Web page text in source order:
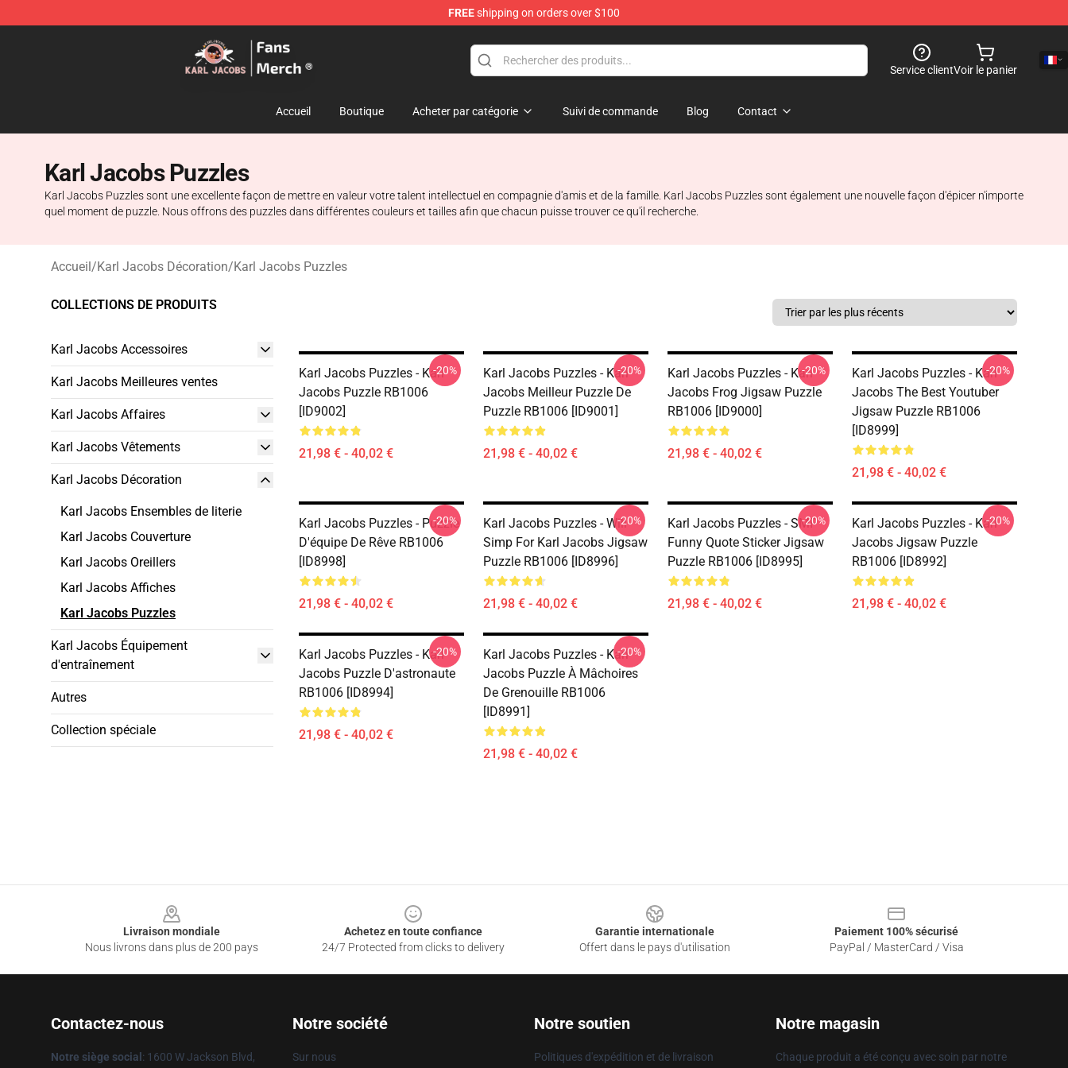
FREEshipping on orders over $100
Karl Jacobs Store - Official Karl Jacobs Merchandise Shop
Service clientVoir le panier
Accueil Boutique Acheter par catégorie Suivi de commande Blog Contact
Karl Jacobs Puzzles
Karl Jacobs Puzzles sont une excellente façon de mettre en valeur votre talent intellectuel en compagnie d'amis et de la famille. Karl Jacobs Puzzles sont également une nouvelle façon d'épicer n'importe
quel moment de puzzle. Nous offrons des puzzles dans différentes couleurs et tailles afin que chacun puisse trouver ce qu'il recherche.
Accueil/Karl Jacobs Décoration/Karl Jacobs Puzzles
COLLECTIONS DE PRODUITS
Karl Jacobs Accessoires
Karl Jacobs Meilleures ventes
Karl Jacobs Affaires
Karl Jacobs Vêtements
Karl Jacobs Décoration
Karl Jacobs Ensembles de literie
Karl Jacobs Couverture
Karl Jacobs Oreillers
Karl Jacobs Affiches
Karl Jacobs Puzzles
Karl Jacobs Équipement
d'entraînement
Autres
Collection spéciale
Karl Jacobs Puzzles - Karl
Jacobs Puzzle RB1006
[ID9002]
21,98 € - 40,02 €
-20%
Karl Jacobs Puzzles - Karl
Jacobs Meilleur Puzzle De
Puzzle RB1006 [ID9001]
21,98 € - 40,02 €
-20%
Karl Jacobs Puzzles - Karl
Jacobs Frog Jigsaw Puzzle
RB1006 [ID9000]
21,98 € - 40,02 €
-20%
Karl Jacobs Puzzles - Karl
Jacobs The Best Youtuber
Jigsaw Puzzle RB1006
[ID8999]
21,98 € - 40,02 €
-20%
Karl Jacobs Puzzles - Puzzle
D'équipe De Rêve RB1006
[ID8998]
21,98 € - 40,02 €
-20%
Karl Jacobs Puzzles - Will
Simp For Karl Jacobs Jigsaw
Puzzle RB1006 [ID8996]
21,98 € - 40,02 €
-20%
Karl Jacobs Puzzles - SMP
Funny Quote Sticker Jigsaw
Puzzle RB1006 [ID8995]
21,98 € - 40,02 €
-20%
Karl Jacobs Puzzles - Karl
Jacobs Jigsaw Puzzle
RB1006 [ID8992]
21,98 € - 40,02 €
-20%
Karl Jacobs Puzzles - Karl
Jacobs Puzzle D'astronaute
RB1006 [ID8994]
21,98 € - 40,02 €
-20%
Karl Jacobs Puzzles - Karl
Jacobs Puzzle À Mâchoires
De Grenouille RB1006
[ID8991]
21,98 € - 40,02 €
-20%
Livraison mondiale
Nous livrons dans plus de 200 pays
Achetez en toute confiance
24/7 Protected from clicks to delivery
Garantie internationale
Offert dans le pays d'utilisation
Paiement 100% sécurisé
PayPal / MasterCard / Visa
Contactez-nous
Notre siège social : 1600 W Jackson Blvd,
Notre société
Sur nous
Notre soutien
Politiques d'expédition et de livraison
Notre magasin
Chaque produit a été conçu avec soin par notre